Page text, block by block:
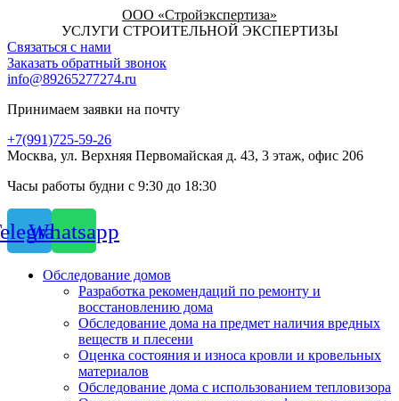
ООО «Стройэкспертиза»
УСЛУГИ СТРОИТЕЛЬНОЙ ЭКСПЕРТИЗЫ
Связаться с нами
Заказать обратный звонок
info@89265277274.ru
Принимаем заявки на почту
+7(991)725-59-26
Москва, ул. Верхняя Первомайская д. 43, 3 этаж, офис 206
Часы работы будни с 9:30 до 18:30
Whatsapp
Обследование домов
Разработка рекомендаций по ремонту и
восстановлению дома
Обследование дома на предмет наличия вредных
веществ и плесени
Оценка состояния и износа кровли и кровельных
материалов
Обследование дома с использованием тепловизора